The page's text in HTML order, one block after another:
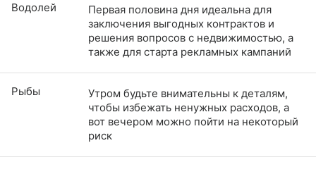
Водолей
Первая половина дня идеальна для
заключения выгодных контрактов и
решения вопросов с недвижимостью, а
также для старта рекламных кампаний
Рыбы
Утром будьте внимательны к деталям,
чтобы избежать ненужных расходов, а
вот вечером можно пойти на некоторый
риск